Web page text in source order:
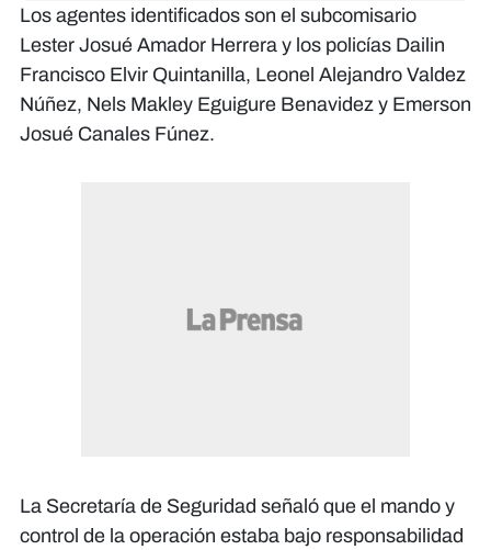
Los agentes identificados son el subcomisario
Lester Josué Amador Herrera y los policías Dailin
Francisco Elvir Quintanilla, Leonel Alejandro Valdez
Núñez, Nels Makley Eguigure Benavidez y Emerson
Josué Canales Fúnez.
La Secretaría de Seguridad señaló que el mando y
control de la operación estaba bajo responsabilidad